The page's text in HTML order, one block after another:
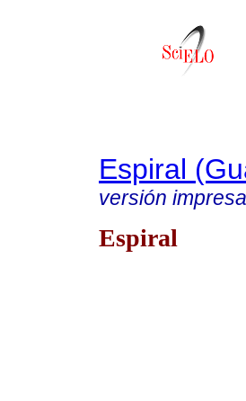
Espiral
versión impresa
Espiral